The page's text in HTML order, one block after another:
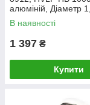
алюміній, Діаметр
130-210 л/хв, 3-4 бар
В наявності
1 397 ₴
Купити